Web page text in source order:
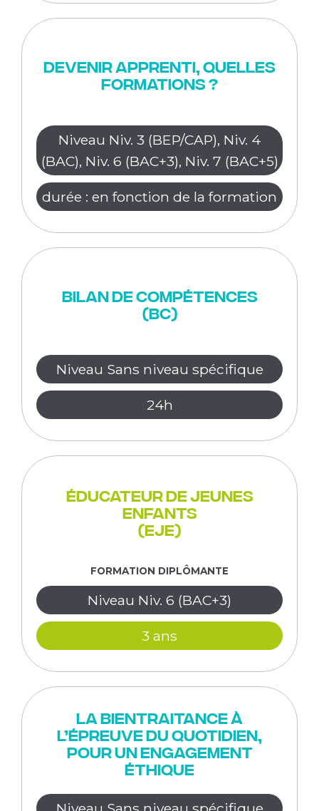
Devenir apprenti, quelles
formations ?
Niveau Niv. 3 (BEP/CAP), Niv. 4
(BAC), Niv. 6 (BAC+3), Niv. 7 (BAC+5)
durée : en fonction de la formation
Bilan de compétences
(BC)
Niveau Sans niveau spécifique
24h
Éducateur de jeunes
enfants
(EJE)
FORMATION DIPLÔMANTE
Niveau Niv. 6 (BAC+3)
3 ans
La bientraitance à
l’épreuve du quotidien,
pour un engagement
éthique